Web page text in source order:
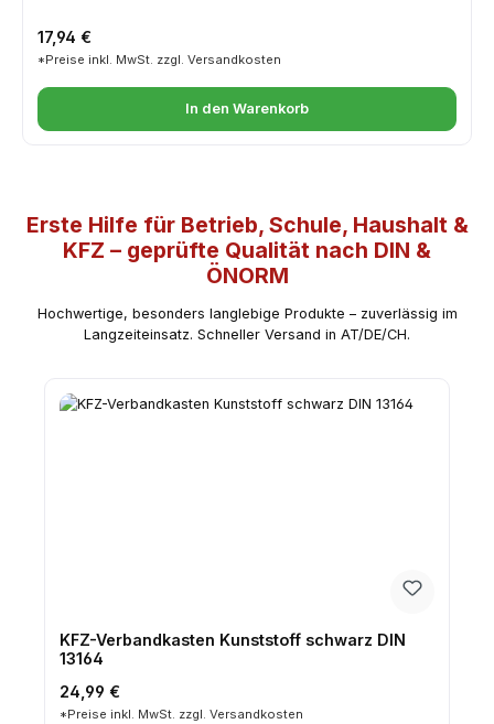
Regulärer Preis:
17,94 €
*Preise inkl. MwSt. zzgl. Versandkosten
In den Warenkorb
Erste Hilfe für Betrieb, Schule, Haushalt &
KFZ – geprüfte Qualität nach DIN &
ÖNORM
Hochwertige, besonders langlebige Produkte – zuverlässig im
Langzeiteinsatz. Schneller Versand in AT/DE/CH.
KFZ-Verbandkasten Kunststoff schwarz DIN
13164
Regulärer Preis:
24,99 €
*Preise inkl. MwSt. zzgl. Versandkosten